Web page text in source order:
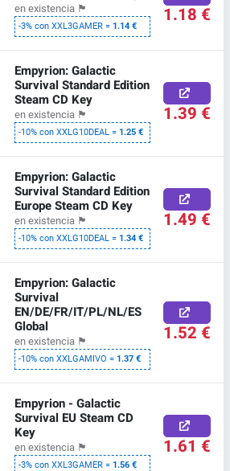
en existencia 🏴
-3% con XXL3GAMER =1.14 € 1.18 €
Empyrion: Galactic
Survival Standard Edition
Steam CD Key
en existencia 🏴
-10% con XXLG10DEAL =1.25 €
1.39 €
Empyrion: Galactic
Survival Standard Edition
Europe Steam CD Key
en existencia 🏴
-10% con XXLG10DEAL =1.34 €
1.49 €
Empyrion: Galactic
Survival
EN/DE/FR/IT/PL/NL/ES
Global
en existencia 🏴
-10% con XXLGAMIVO =1.37 €
1.52 €
Empyrion - Galactic
Survival EU Steam CD
Key
en existencia 🏴
-3% con XXL3GAMER =1.56 €
1.61 €